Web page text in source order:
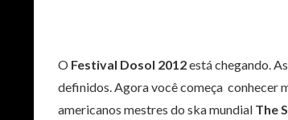
O Festival Dosol 2012está chegando.
definidos. Agora você começa conhecer
americanos mestres do ska mundial The